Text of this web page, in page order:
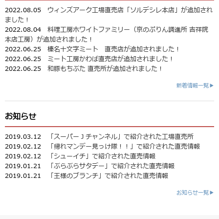
2022.08.05 ウィンズアーク工場直売店「ソルデシレ本店」が追加され
ました！
2022.08.04 料理工房ホワイトファミリー（京のぷりん調進所 吉祥院
本店工房）が追加されました！
2022.06.25 榛名十文字ミート 直売店が追加されました！
2022.06.25 ミート工房かわば直売店が追加されました！
2022.06.25 和豚もちぶた 直売所が追加されました！
新着情報一覧▶
お知らせ
2019.03.12
「スーパーＪチャンネル」で紹介された工場直売所
2019.02.12
「帰れマンデー見っけ隊！！」で紹介された直売情報
2019.02.12
「シューイチ」で紹介された直売情報
2019.01.21
「ぶらぶらサタデー」で紹介された直売情報
2019.01.21
「王様のブランチ」で紹介された直売情報
お知らせ一覧▶